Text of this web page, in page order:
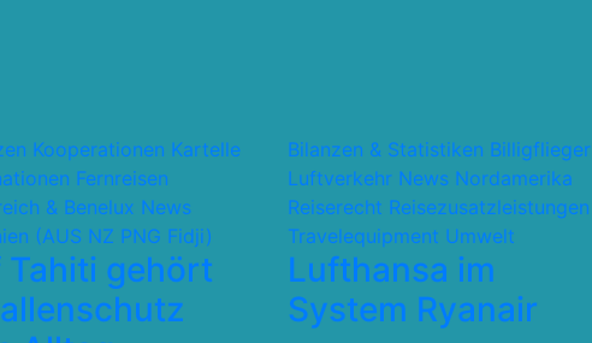
Kooperationen Kartelle
Fernreisen
& Benelux News
(AUS NZ PNG Fidji)
Tahiti gehört
Bilanzen & Statistiken Billigflieger
Luftverkehr News Nordamerika
Reiserecht Reisezusatzleistungen
Travelequipment Umwelt
Lufthansa im
System Ryanair